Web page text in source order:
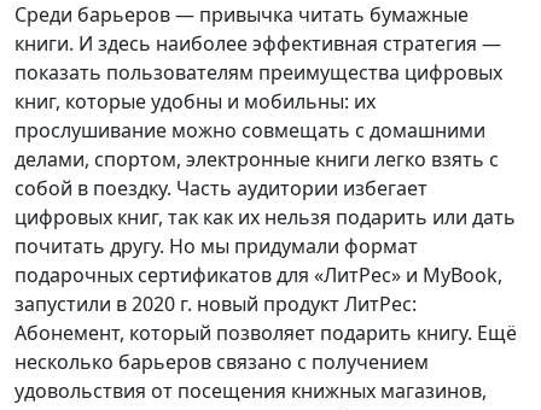
Среди барьеров — привычка читать бумажные
книги. И здесь наиболее эффективная стратегия —
показать пользователям преимущества цифровых
книг, которые удобны и мобильны: их
прослушивание можно совмещать с домашними
делами, спортом, электронные книги легко взять с
собой в поездку. Часть аудитории избегает
цифровых книг, так как их нельзя подарить или дать
почитать другу. Но мы придумали формат
подарочных сертификатов для «ЛитРес» и MyBook,
запустили в 2020 г. новый продукт ЛитРес:
Абонемент, который позволяет подарить книгу. Ещё
несколько барьеров связано с получением
удовольствия от посещения книжных магазинов,